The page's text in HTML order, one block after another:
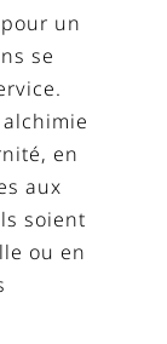
un
se
en
aux
soient
ou en